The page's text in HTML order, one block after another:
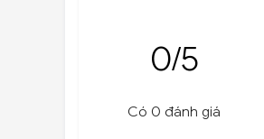
0/5
Có 0 đánh giá